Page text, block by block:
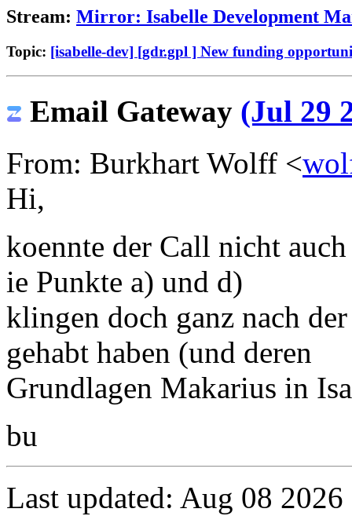
Stream: Mirror: Isabelle Development
Topic: [isabelle-dev] [gdr.gpl ] New funding
Email Gateway (Jul 29
From: Burkhart Wolff <
Hi,
koennte der Call nicht
ie Punkte a) und d)
klingen doch ganz nach
gehabt haben (und deren
Grundlagen Makarius in
bu
Last updated: Aug 08